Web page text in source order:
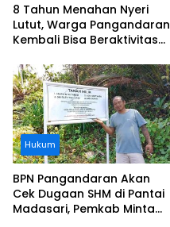
8 Tahun Menahan Nyeri
Lutut, Warga Pangandaran
Kembali Bisa Beraktivitas
Ditanggung BPJS
Hukum
BPN Pangandaran Akan
Cek Dugaan SHM di Pantai
Madasari, Pemkab Minta